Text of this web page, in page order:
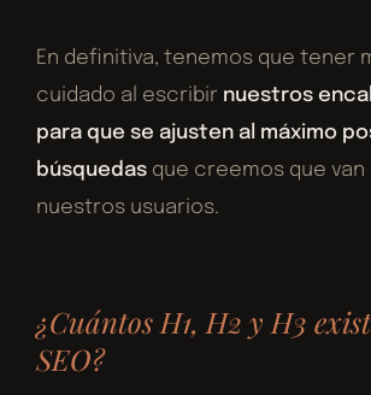
En definitiva, tenemos que tener
cuidado al escribir nuestros
para que se ajusten al máximo
búsquedas que creemos que van
nuestros usuarios.
¿Cuántos H1, H2 y H3
SEO?